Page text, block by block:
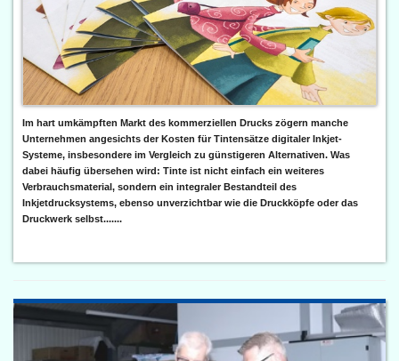
Im hart umkämpften Markt des kommerziellen Drucks zögern manche
Unternehmen angesichts der Kosten für Tintensätze digitaler Inkjet-
Systeme, insbesondere im Vergleich zu günstigeren Alternativen. Was
dabei häufig übersehen wird: Tinte ist nicht einfach ein weiteres
Verbrauchsmaterial, sondern ein integraler Bestandteil des
Inkjetdrucksystems, ebenso unverzichtbar wie die Druckköpfe oder das
Druckwerk selbst.......